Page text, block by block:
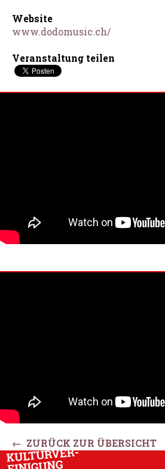
Website
www.dodomusic.ch/
Veranstaltung teilen
← ZURÜCK ZUR ÜBERSICHT